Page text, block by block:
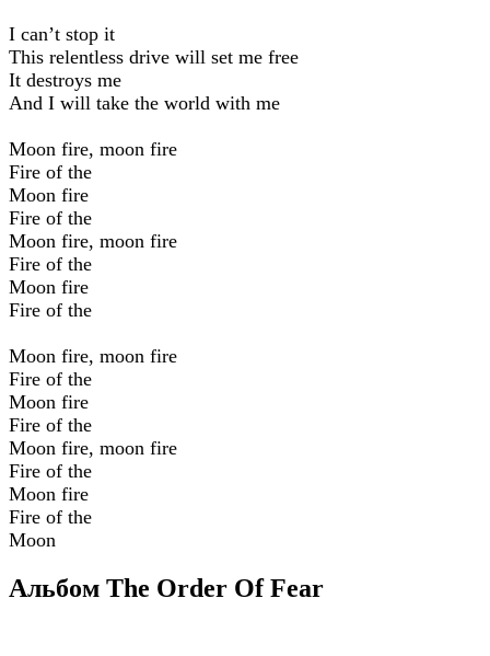
I can’t stop it
This relentless drive will set me free
It destroys me
And I will take the world with me
Moon fire, moon fire
Fire of the
Moon fire
Fire of the
Moon fire, moon fire
Fire of the
Moon fire
Fire of the
Moon fire, moon fire
Fire of the
Moon fire
Fire of the
Moon fire, moon fire
Fire of the
Moon fire
Fire of the
Moon
Альбом The Order Of Fear